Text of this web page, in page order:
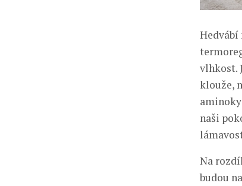
Hedvábí
vlhkost.
klouže,
naši
Na
budou